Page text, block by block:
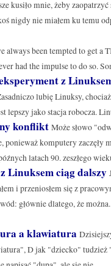
kusiło mnie, żeby
nigdy nie miałem ku temu
always been tempted to get a
had the impulse to do so.
z
lubię Linuksy,
lepszy jako stacja robocza.
konflikt Może słowo
ponieważ komputery zaczęły
latach 90. zeszłego
Linuksem ciąg dalszy
i przeniosłem się z
głównie dlatego, że
a klawiatura
D jak "dziecko" tudzież